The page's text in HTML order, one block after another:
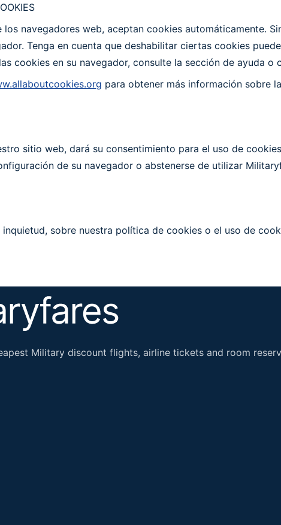
navegadores web, aceptan cookies automáticamente.
Tenga en cuenta que deshabilitar ciertas cookies
cookies en su navegador, consulte la sección de ayuda o
para obtener más información sobre
sitio web, dará su consentimiento para el uso de
de su navegador o abstenerse de utilizar
inquietud, sobre nuestra política de cookies o el uso de
Military discount flights, airline tickets and room